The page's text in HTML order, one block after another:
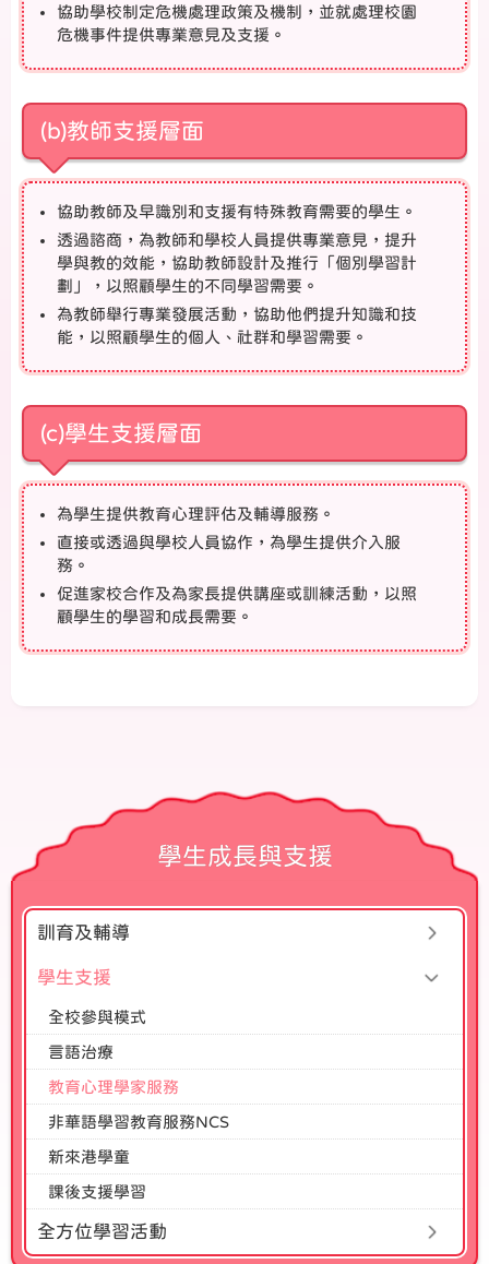
協助學校制定危機處理政策及機制，並就處理校園
危機事件提供專業意見及支援。
(b)教師支援層面
協助教師及早識別和支援有特殊教育需要的學生。
透過諮商，為教師和學校人員提供專業意見，提升
學與教的效能，協助教師設計及推行「個別學習計
劃」，以照顧學生的不同學習需要。
為教師舉行專業發展活動，協助他們提升知識和技
能，以照顧學生的個人、社群和學習需要。
(c)學生支援層面
為學生提供教育心理評估及輔導服務。
直接或透過與學校人員協作，為學生提供介入服
務。
促進家校合作及為家長提供講座或訓練活動，以照
顧學生的學習和成長需要。
學生成長與支援
訓育及輔導
學生支援
全校參與模式
言語治療
教育心理學家服務
非華語學習教育服務NCS
新來港學童
課後支援學習
全方位學習活動